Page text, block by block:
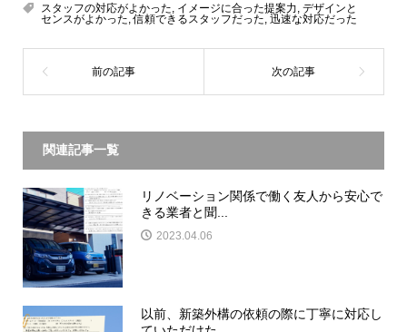
スタッフの対応がよかった, イメージに合った提案力, デザインと
センスがよかった,信頼できるスタッフだった, 迅速な対応だった
関連記事一覧
リノベーション関係で働く友人から安心で
きる業者と聞...
2023.04.06
以前、新築外構の依頼の際に丁寧に対応し